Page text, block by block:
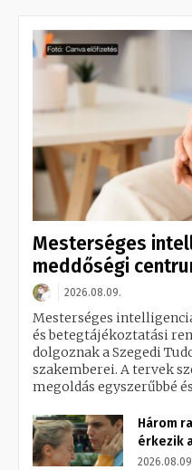
Mesterséges
meddőségi
2026.08.09.
Mesterséges
és betegtájékoztatási
dolgoznak a Szegedi
szakemberei. A tervek
megoldás egyszerűbbé
Három
érkezik